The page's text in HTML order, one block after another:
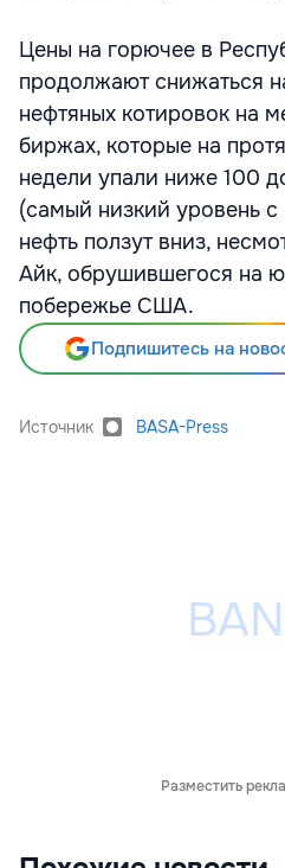
Цены на горючее в
продолжают снижаться
нефтяных котировок на
биржах, которые на
недели упали ниже 100
(самый низкий уровень с
нефть ползут вниз,
Айк, обрушившегося на
побережье США.
Подпишитесь на
Источник BASA-Press
Разместить